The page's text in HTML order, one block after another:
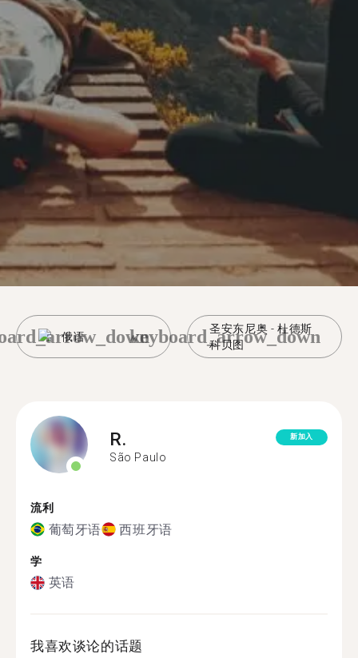
俄语
圣安东尼奥 - 杜德斯
科贝图
keyboard_arrow_down
R.
São Paulo
新加入
流利
葡萄牙语 西班牙语
学
英语
我喜欢谈论的话题